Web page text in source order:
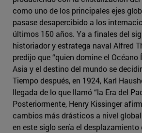
como uno de los principales ejes
pasase desapercibido a los
últimos 150 años. Ya a finales del
historiador y estratega naval Alfred
predijo que “quien domine el
Asia y el destino del mundo se
Tiempo después, en 1924, Karl
llegada de lo que llamó “la Era del
Posteriormente, Henry Kissinger
cambios más drásticos a nivel
en este siglo sería el desplazamiento